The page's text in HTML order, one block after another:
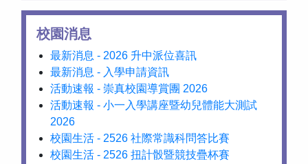
校園消息
最新消息 - 2026 升中派位喜訊
最新消息 - 入學申請資訊
活動速報 - 崇真校園導賞團 2026
活動速報 - 小一入學講座暨幼兒體能大測試
2026
校園生活 - 2526 社際常識科問答比賽
校園生活 - 2526 扭計骰暨競技疊杯賽